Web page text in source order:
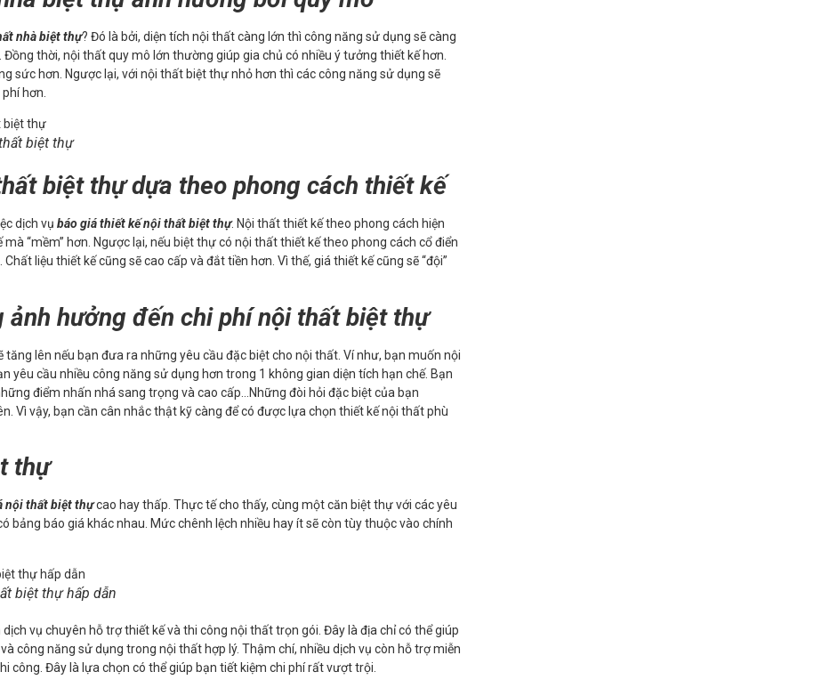
nhà biệt thự? Đó là bởi, diện tích nội thất càng lớn thì công năng sử dụng sẽ càng
thời, nội thất quy mô lớn thường giúp gia chủ có nhiều ý tưởng thiết kế hơn.
sức hơn. Ngược lại, với nội thất biệt thự nhỏ hơn thì các công năng sử dụng sẽ
hơn.
biệt thự
biệt thự dựa theo phong cách thiết kế
dịch vụ báo giá thiết kế nội thất biệt thự. Nội thất thiết kế theo phong cách hiện
“mềm” hơn. Ngược lại, nếu biệt thự có nội thất thiết kế theo phong cách cổ điển
liệu thiết kế cũng sẽ cao cấp và đắt tiền hơn. Vì thế, giá thiết kế cũng sẽ “đội”
ảnh hưởng đến chi phí nội thất biệt thự
tăng lên nếu bạn đưa ra những yêu cầu đặc biệt cho nội thất. Ví như, bạn muốn nội
yêu cầu nhiều công năng sử dụng hơn trong 1 không gian diện tích hạn chế. Bạn
điểm nhấn nhá sang trọng và cao cấp…Những đòi hỏi đặc biệt của bạn
Vì vậy, bạn cần cân nhắc thật kỹ càng để có được lựa chọn thiết kế nội thất phù
thự
nội thất biệt thựcao hay thấp. Thực tế cho thấy, cùng một căn biệt thự với các yêu
bảng báo giá khác nhau. Mức chênh lệch nhiều hay ít sẽ còn tùy thuộc vào chính
biệt thự hấp dẫn
vụ chuyên hỗ trợ thiết kế và thi công nội thất trọn gói. Đây là địa chỉ có thể giúp
công năng sử dụng trong nội thất hợp lý. Thậm chí, nhiều dịch vụ còn hỗ trợ miễn
công. Đây là lựa chọn có thể giúp bạn tiết kiệm chi phí rất vượt trội.